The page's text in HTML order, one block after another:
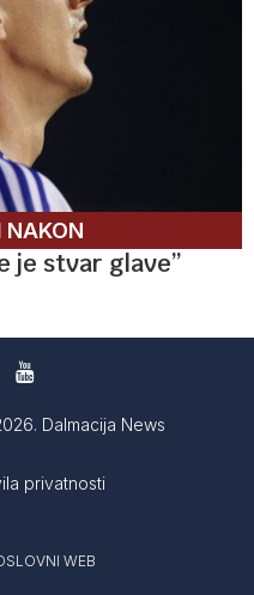
NAKON
je stvar glave”
Dalmacija News
privatnosti
WEB